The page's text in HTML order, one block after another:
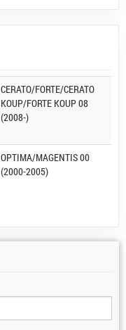
CERATO/FORTE/CERATO
KOUP/FORTE KOUP 08
(2008-)
OPTIMA/MAGENTIS 00
(2000-2005)